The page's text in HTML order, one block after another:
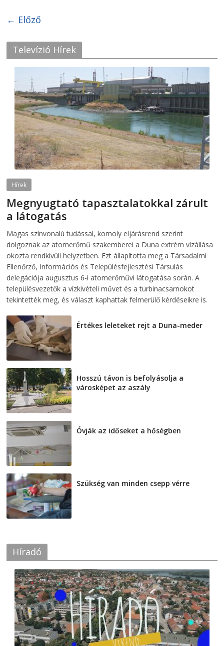
← Előző
Televízió Hírek
Hírek
Megnyugtató tapasztalatokkal zárult
a látogatás
Magas színvonalú tudással, komoly eljárásrend szerint
dolgoznak az atomerőmű szakemberei a Duna extrém vízállása
okozta rendkívüli helyzetben. Ezt állapította meg a Társadalmi
Ellenőrző, Információs és Településfejlesztési Társulás
delegációja augusztus 6-i atomerőművi látogatása során. A
településvezetők a vízkivételi művet és a turbinacsarnokot
tekintették meg, és választ kaphattak felmerülő kérdéseikre is.
Értékes leleteket rejt a Duna-meder
Hosszú távon is befolyásolja a
városképet az aszály
Óvják az időseket a hőségben
Szükség van minden csepp vérre
Híradó